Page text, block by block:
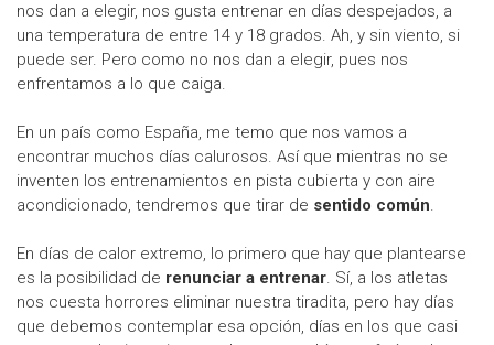
nos dan a elegir, nos gusta entrenar en días despejados, a
una temperatura de entre 14 y 18 grados. Ah, y sin viento, si
puede ser. Pero como no nos dan a elegir, pues nos
enfrentamos a lo que caiga.
En un país como España, me temo que nos vamos a
encontrar muchos días calurosos. Así que mientras no se
inventen los entrenamientos en pista cubierta y con aire
acondicionado, tendremos que tirar de sentido común.
En días de calor extremo, lo primero que hay que plantearse
es la posibilidad de renunciar a entrenar. Sí, a los atletas
nos cuesta horrores eliminar nuestra tiradita, pero hay días
que debemos contemplar esa opción, días en los que casi